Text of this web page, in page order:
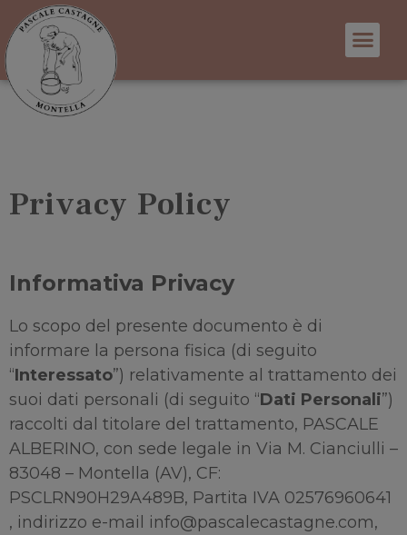
Privacy Policy
Informativa Privacy
Lo scopo del presente documento è di
informare la persona fisica (di seguito
“Interessato”) relativamente al trattamento dei
suoi dati personali (di seguito “Dati Personali”)
raccolti dal titolare del trattamento, PASCALE
ALBERINO, con sede legale in Via M. Cianciulli –
83048 – Montella (AV), CF:
PSCLRN90H29A489B, Partita IVA 02576960641
, indirizzo e-mail info@pascalecastagne.com,